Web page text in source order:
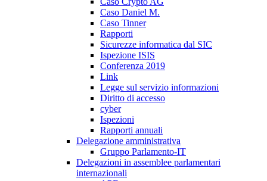
Caso Daniel M.
Caso Tinner
Rapporti
Sicurezze informatica dal SIC
Ispezione ISIS
Conferenza 2019
Link
Legge sul servizio informazioni
Diritto di accesso
cyber
Ispezioni
Rapporti annuali
Delegazione amministrativa
Gruppo Parlamento-IT
Delegazioni in assemblee parlamentari
internazionali